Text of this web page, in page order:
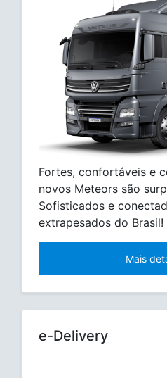
Fortes, confortáveis e
novos Meteors são
Sofisticados e
extrapesados do Brasil!
Mais
e-Delivery